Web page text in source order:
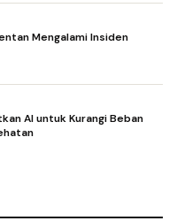
Mengalami Insiden
AI untuk Kurangi Beban